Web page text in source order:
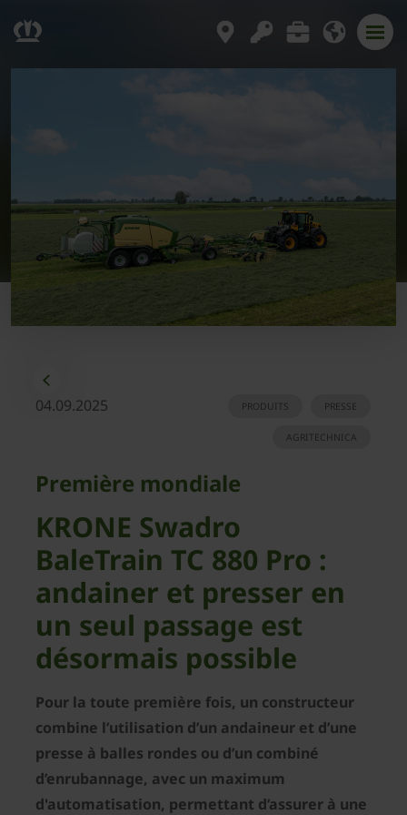
04.09.2025 PRESSE
PRODUITS
AGRITECHNICA
Première mondiale
KRONE Swadro
BaleTrain TC 880 Pro :
andainer et presser en
un seul passage est
désormais possible
Pour la toute première fois, un constructeur
combine l’utilisation d’un andaineur et d’une
presse à balles rondes ou d’un combiné
d’enrubannage, avec un maximum
d'automatisation, permettant d’assurer à une